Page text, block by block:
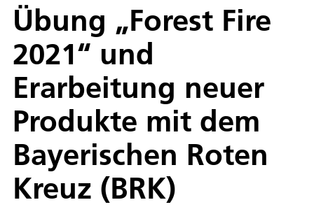
Übung „Forest Fire
2021“ und
Erarbeitung neuer
Produkte mit dem
Bayerischen Roten
Kreuz (BRK)